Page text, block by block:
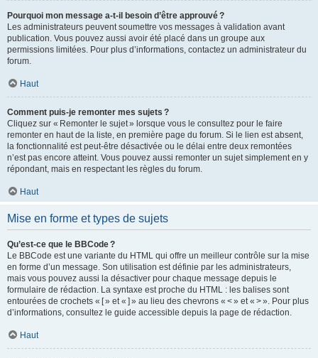
Pourquoi mon message a-t-il besoin d’être approuvé ?
Les administrateurs peuvent soumettre vos messages à validation avant
publication. Vous pouvez aussi avoir été placé dans un groupe aux
permissions limitées. Pour plus d’informations, contactez un administrateur du
forum.
Haut
Comment puis-je remonter mes sujets ?
Cliquez sur « Remonter le sujet » lorsque vous le consultez pour le faire
remonter en haut de la liste, en première page du forum. Si le lien est absent,
la fonctionnalité est peut-être désactivée ou le délai entre deux remontées
n’est pas encore atteint. Vous pouvez aussi remonter un sujet simplement en y
répondant, mais en respectant les règles du forum.
Haut
Mise en forme et types de sujets
Qu’est-ce que le BBCode ?
Le BBCode est une variante du HTML qui offre un meilleur contrôle sur la mise
en forme d’un message. Son utilisation est définie par les administrateurs,
mais vous pouvez aussi la désactiver pour chaque message depuis le
formulaire de rédaction. La syntaxe est proche du HTML : les balises sont
entourées de crochets « [ » et « ] » au lieu des chevrons « < » et « > ». Pour plus
d’informations, consultez le guide accessible depuis la page de rédaction.
Haut